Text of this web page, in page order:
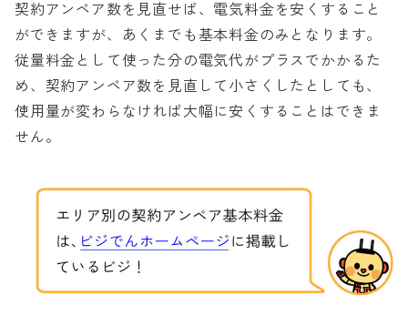
契約アンペア数を見直せば、電気料金を安くすること
ができますが、あくまでも基本料金のみとなります。
従量料金として使った分の電気代がプラスでかかるた
め、契約アンペア数を見直して小さくしたとしても、
使用量が変わらなければ大幅に安くすることはできま
せん。